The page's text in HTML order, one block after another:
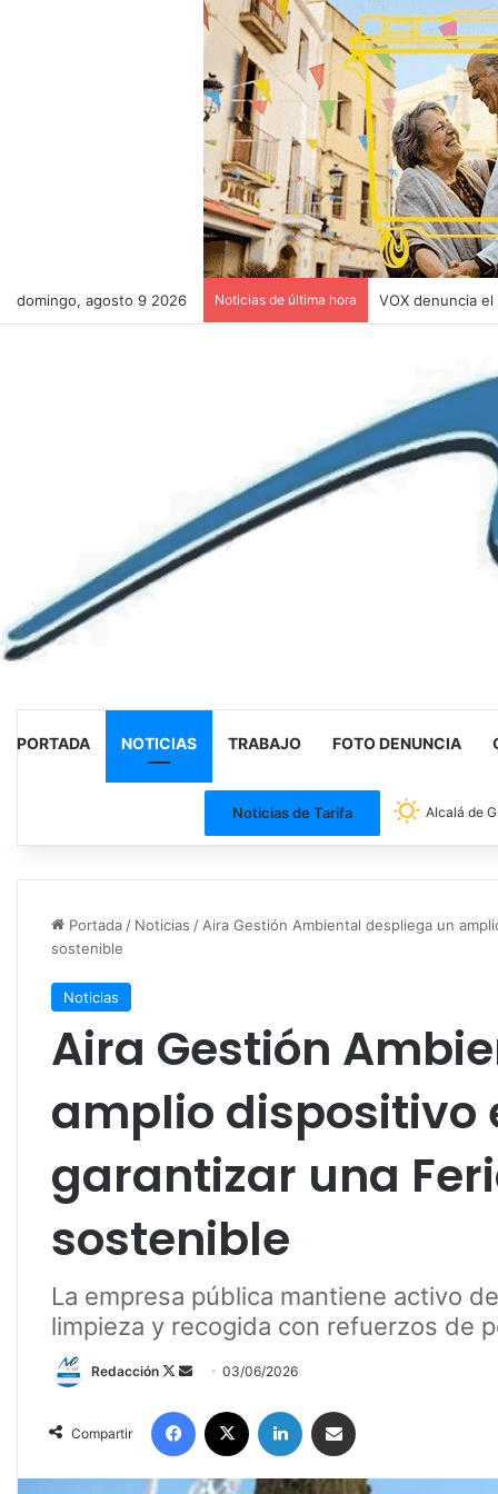
domingo, agosto 9 2026 Noticias de última hora VOX denuncia el
PORTADA NOTICIAS TRABAJO FOTO DENUNCIA
Noticias de Tarifa Alcalá de
Portada/ Noticias /Aira Gestión Ambiental despliega un
sostenible
Noticias
Aira Gestión
amplio dispositivo
garantizar una
sostenible
La empresa pública mantiene activo
limpieza y recogida con refuerzos de
Redacción
F
l
l
o
n
a
03/06/2026
Compartir